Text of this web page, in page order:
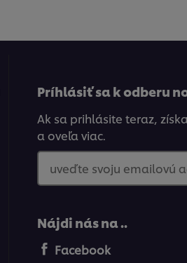
Príhlásiť sa k odberu
Ak sa prihlásite teraz,
a oveľa viac.
uveďte svoju emailovú
Nájdi nás na ..
Facebook